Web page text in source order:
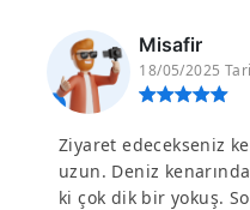
Misafir
18/05/2025
Ziyaret edecekseniz
uzun. Deniz
ki çok dik bir yokuş.